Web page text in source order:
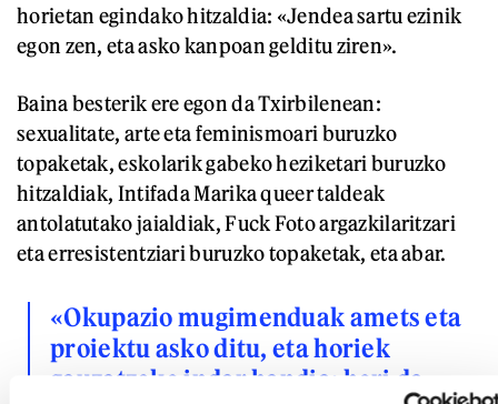
horietan egindako hitzaldia: «Jendea sartu ezinik
egon zen, eta asko kanpoan gelditu ziren».
Baina besterik ere egon da Txirbilenean:
sexualitate, arte eta feminismoari buruzko
topaketak, eskolarik gabeko heziketari buruzko
hitzaldiak, Intifada Marika queer taldeak
antolatutako jaialdiak, Fuck Foto argazkilaritzari
eta erresistentziari buruzko topaketak, eta abar.
«Okupazio mugimenduak amets eta
proiektu asko ditu, eta horiek
gauzatzeko indar handia; hori da